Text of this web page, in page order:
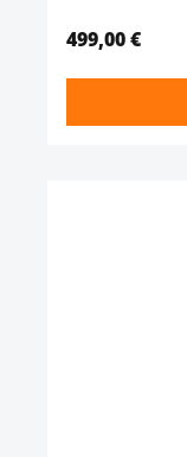
499,00 €